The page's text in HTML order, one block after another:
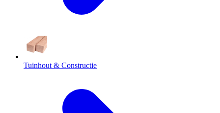
Tuinhout & Constructie